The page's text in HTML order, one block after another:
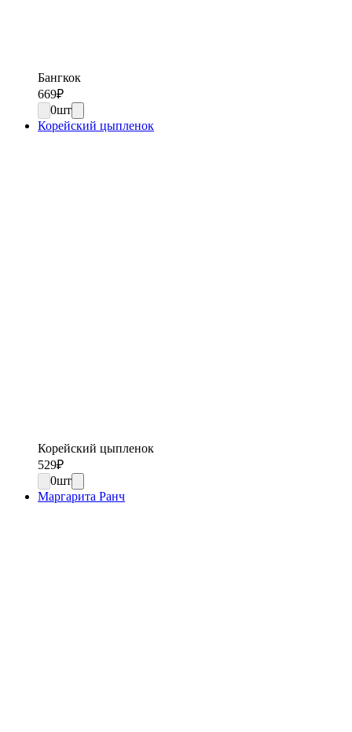
Бангкок
669₽
0шт
Корейский цыпленок
Корейский цыпленок
529₽
0шт
Маргарита Ранч